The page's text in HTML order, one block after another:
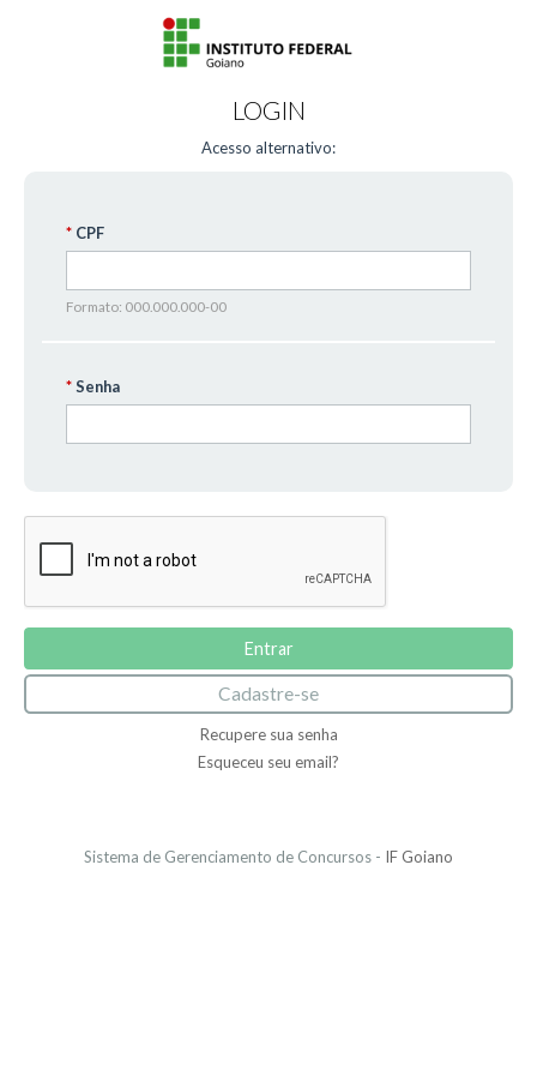
LOGIN
Acesso alternativo:
CPF
Formato: 000.000.000-00
Senha
Cadastre-se
Recupere sua senha
Esqueceu seu email?
Sistema de Gerenciamento de Concursos - IF Goiano